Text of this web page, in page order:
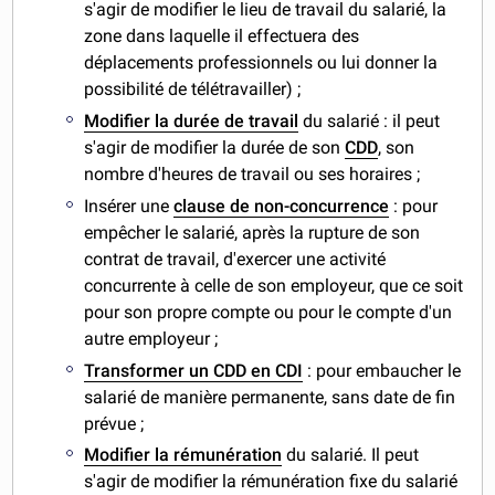
s'agir de modifier le lieu de travail du salarié, la
zone dans laquelle il effectuera des
déplacements professionnels ou lui donner la
possibilité de télétravailler) ;
Modifier la durée de travail du salarié : il peut
s'agir de modifier la durée de son CDD, son
nombre d'heures de travail ou ses horaires ;
Insérer uneclause de non-concurrence : pour
empêcher le salarié, après la rupture de son
contrat de travail, d'exercer une activité
concurrente à celle de son employeur, que ce soit
pour son propre compte ou pour le compte d'un
autre employeur ;
Transformer un CDD en CDI : pour embaucher le
salarié de manière permanente, sans date de fin
prévue ;
Modifier la rémunération du salarié. Il peut
s'agir de modifier la rémunération fixe du salarié